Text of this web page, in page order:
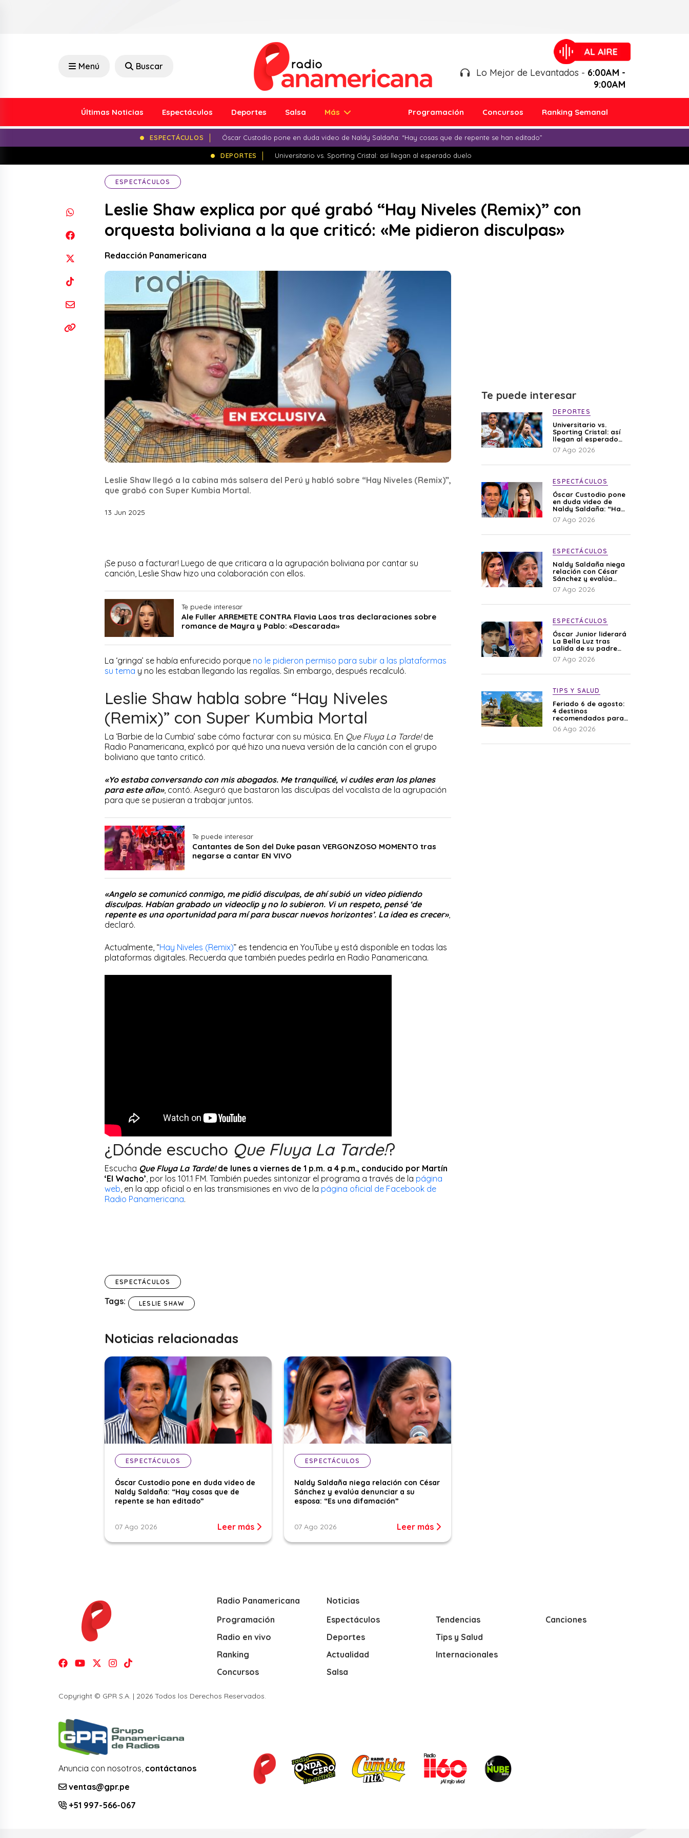
Menú Buscar
Lo Mejor de Levantados - 6:00AM -
9:00AM
Últimas Noticias Espectáculos Deportes Salsa Más Programación Concursos Ranking Semanal
ESPECTÁCULOS Óscar Custodio pone en duda video de Naldy Saldaña: “Hay cosas que de repente se han editado”
DEPORTES Universitario vs. Sporting Cristal: así llegan al esperado duelo
ESPECTÁCULOS
Leslie Shaw explica por qué grabó “Hay Niveles (Remix)” con
orquesta boliviana a la que criticó: «Me pidieron disculpas»
Redacción Panamericana
Leslie Shaw llegó a la cabina más salsera del Perú y habló sobre “Hay Niveles (Remix)”,
que grabó con Super Kumbia Mortal.
13 Jun 2025
¡Se puso a facturar! Luego de que criticara a la agrupación boliviana por cantar su
canción, Leslie Shaw hizo una colaboración con ellos.
Te puede interesar
Ale Fuller ARREMETE CONTRA Flavia Laos tras declaraciones sobre
romance de Mayra y Pablo: «Descarada»
La ‘gringa’ se había enfurecido porque no le pidieron permiso para subir a las plataformas
su tema y no les estaban llegando las regalías. Sin embargo, después recalculó.
Leslie Shaw habla sobre “Hay Niveles
(Remix)” con Super Kumbia Mortal
La ‘Barbie de la Cumbia’ sabe cómo facturar con su música. En Que Fluya La Tarde!de
Radio Panamericana, explicó por qué hizo una nueva versión de la canción con el grupo
boliviano que tanto criticó.
«Yo estaba conversando con mis abogados. Me tranquilicé, vi cuáles eran los planes
para este año», contó. Aseguró que bastaron las disculpas del vocalista de la agrupación
para que se pusieran a trabajar juntos.
Te puede interesar
Cantantes de Son del Duke pasan VERGONZOSO MOMENTO tras
negarse a cantar EN VIVO
«Angelo se comunicó conmigo, me pidió disculpas, de ahí subió un video pidiendo
disculpas. Habían grabado un videoclip y no lo subieron. Vi un respeto, pensé ‘de
repente es una oportunidad para mí para buscar nuevos horizontes’. La idea es crecer»,
declaró.
Actualmente, “Hay Niveles (Remix)” es tendencia en YouTube y está disponible en todas las
plataformas digitales. Recuerda que también puedes pedirla en Radio Panamericana.
¿Dónde escucho Que Fluya La Tarde!?
Escucha Que Fluya La Tarde!de lunes a viernes de 1 p.m. a 4 p.m., conducido por Martín
‘El Wacho’ , por los 101.1 FM. También puedes sintonizar el programa a través de la página
web , en la app oficial o en las transmisiones en vivo de la página oficial de Facebook de
Radio Panamericana.
ESPECTÁCULOS
Tags: LESLIE SHAW
Noticias relacionadas
ESPECTÁCULOS
Óscar Custodio pone en duda video de
Naldy Saldaña: “Hay cosas que de
repente se han editado”
07 Ago 2026 Leer más
ESPECTÁCULOS
Naldy Saldaña niega relación con César
Sánchez y evalúa denunciar a su
esposa: “Es una difamación”
07 Ago 2026 Leer más
Te puede interesar
DEPORTES
Universitario vs.
Sporting Cristal: así
llegan al esperado
duelo
07 Ago 2026
ESPECTÁCULOS
Óscar Custodio pone
en duda video de
Naldy Saldaña: “Hay
cosas que de repente
se han editado”
07 Ago 2026
ESPECTÁCULOS
Naldy Saldaña niega
relación con César
Sánchez y evalúa
denunciar a su
esposa: “Es una
07 Ago 2026
ESPECTÁCULOS
Óscar Junior liderará
La Bella Luz tras
salida de su padre
por polémica con
Naldy Saldaña
07 Ago 2026
TIPS Y SALUD
Feriado 6 de agosto:
4 destinos
recomendados para
disfrutar el descanso
06 Ago 2026
Radio Panamericana
Programación
Radio en vivo
Ranking
Concursos
Noticias
Espectáculos
Deportes
Actualidad
Salsa
Tendencias
Tips y Salud
Internacionales
Canciones
Copyright © GPR S.A. | 2026 Todos los Derechos Reservados.
Anuncia con nosotros, contáctanos
ventas@gpr.pe
+51 997-566-067